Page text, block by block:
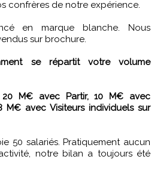
confrères de notre expérience.
en marque blanche. Nous
sur brochure.
se répartit votre volume
20 M€ avec Partir, 10 M€ avec
M€ avec Visiteurs individuels sur
50 salariés. Pratiquement aucun
notre bilan a toujours été